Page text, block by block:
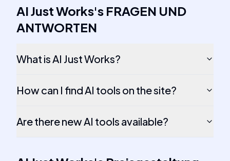
AI Just Works's FRAGEN UND
ANTWORTEN
What is AI Just Works?
How can I find AI tools on the site?
Are there new AI tools available?